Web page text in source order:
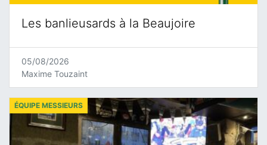
Les banlieusards à la Beaujoire
05/08/2026
Maxime Touzaint
ÉQUIPE MESSIEURS